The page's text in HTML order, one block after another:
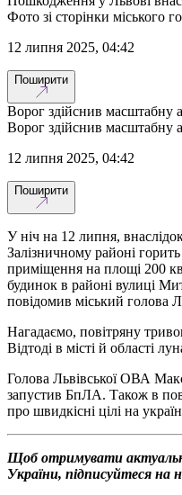
Фото зі сторінки міського
12 липня 2025, 04:42
Поширити
Ворог здійснив масштабну
Ворог здійснив масштабну
12 липня 2025, 04:42
Поширити
У ніч на 12 липня,
Залізничному районі
приміщення на площі 200
будинок в районі вулиці
повідомив міський голова
Нагадаємо, повітряну
Відтоді в місті й області
Голова Львівської ОВА
запустив БпЛА. Також в
про швидкісні цілі на
Щоб отримувати
України, підписуйтеся на